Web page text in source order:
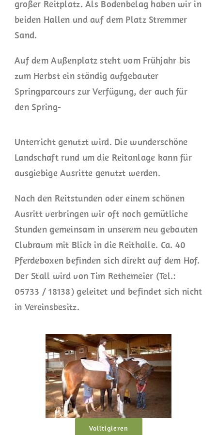
großer Reitplatz. Als Bodenbelag haben wir in
beiden Hallen und auf dem Platz Stremmer
Sand.
Auf dem Außenplatz steht vom Frühjahr bis
zum Herbst ein ständig aufgebauter
Springparcours zur Verfügung, der auch für
den Spring-
Unterricht genutzt wird. Die wunderschöne
Landschaft rund um die Reitanlage kann für
ausgiebige Ausritte genutzt werden.
Nach den Reitstunden oder einem schönen
Ausritt verbringen wir oft noch gemütliche
Stunden gemeinsam in unserem neu gebauten
Clubraum mit Blick in die Reithalle. Ca. 40
Pferdeboxen befinden sich direkt auf dem Hof.
Der Stall wird von Tim Rethemeier (Tel.:
05733 / 18138) geleitet und befindet sich nicht
in Vereinsbesitz.
Volitigieren